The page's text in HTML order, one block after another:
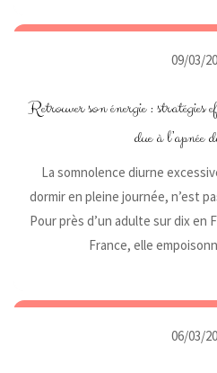
09/03/
Retrouver son énergie : stratégies
due à l’apnée
La somnolence diurne
dormir en pleine journée, n’est
Pour près d’un adulte sur dix en
France, elle
06/03/